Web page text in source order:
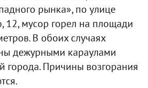
рынка», по улице
12, мусор горел на площади
В обоих случаях
дежурными караулами
города. Причины возгорания